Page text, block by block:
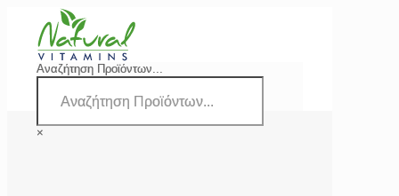
Αναζήτηση Προϊόντων...
×